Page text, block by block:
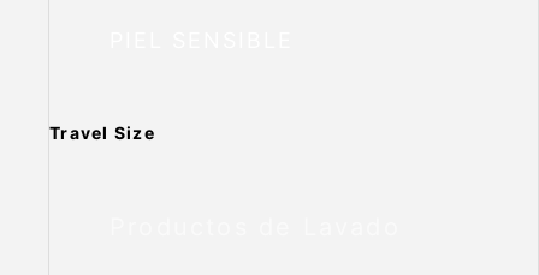
Travel Size